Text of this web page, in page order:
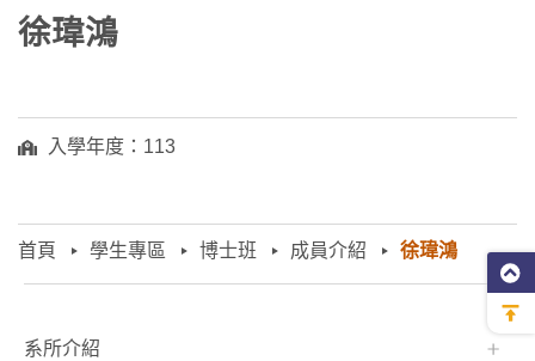
首頁 學生專區 博士班 成員介紹 徐瑋鴻
徐瑋鴻
入學年度：113
:::
系所介紹